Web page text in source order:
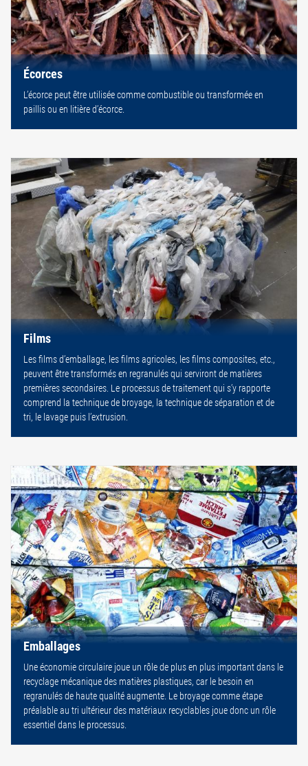
Écorces
L’écorce peut être utilisée comme combustible ou transformée en
paillis ou en litière d’écorce.
Films
Les films d’emballage, les films agricoles, les films composites, etc.,
peuvent être transformés en regranulés qui serviront de matières
premières secondaires. Le processus de traitement qui s’y rapporte
comprend la technique de broyage, la technique de séparation et de
tri, le lavage puis l’extrusion.
Emballages
Une économie circulaire joue un rôle de plus en plus important dans le
recyclage mécanique des matières plastiques, car le besoin en
regranulés de haute qualité augmente. Le broyage comme étape
préalable au tri ultérieur des matériaux recyclables joue donc un rôle
essentiel dans le processus.